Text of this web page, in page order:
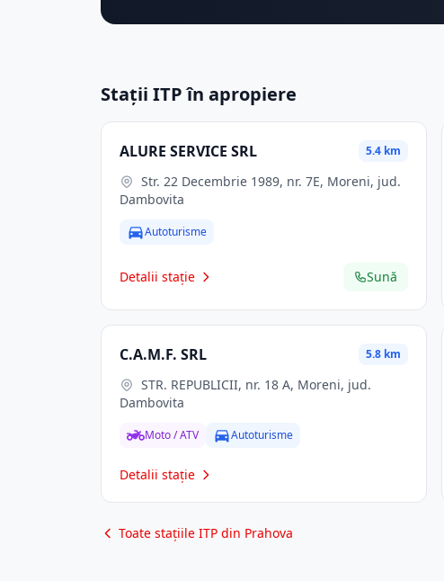
Stații ITP în apropiere
ALURE SERVICE SRL 5.4 km
Dambovita
Autoturisme
Detalii stație Sună
C.A.M.F. SRL 5.8 km
Dambovita
Moto / ATV Autoturisme
Detalii stație
Toate stațiile ITP din Prahova